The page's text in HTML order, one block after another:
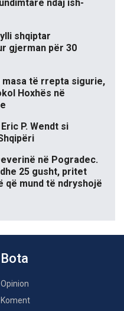
ndaj ish-
shqiptar
gjerman për 30
masa të rrepta sigurie,
Hoxhës në
P. Wendt si
në Pogradec.
25 gusht, pritet
që mund të ndryshojë
Bota
Opinion
Koment